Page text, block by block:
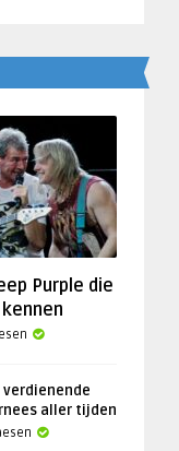
Purple die
verdienende
aller tijden